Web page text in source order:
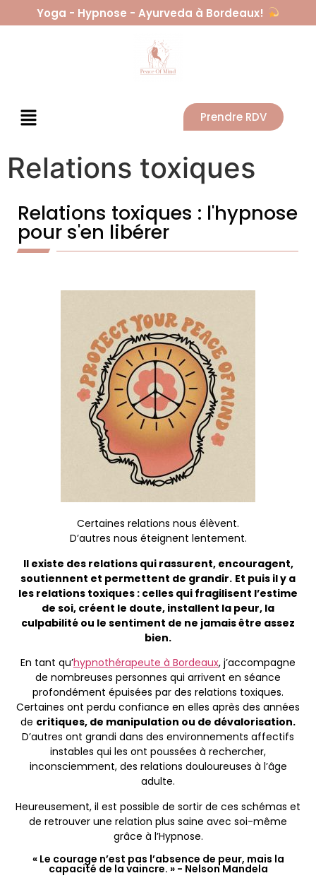
Yoga - Hypnose - Ayurveda à Bordeaux!
Prendre RDV
Relations toxiques
Relations toxiques : l'hypnose
pour s'en libérer
Certaines relations nous élèvent.
D’autres nous éteignent lentement.
Il existe des relations qui rassurent, encouragent,
soutiennent et permettent de grandir. Et puis il y a
les relations toxiques : celles qui fragilisent l’estime
de soi, créent le doute, installent la peur, la
culpabilité ou le sentiment de ne jamais être assez
bien.
En tant qu’hypnothérapeute à Bordeaux, j’accompagne
de nombreuses personnes qui arrivent en séance
profondément épuisées par des relations toxiques.
Certaines ont perdu confiance en elles après des années
de critiques, de manipulation ou de dévalorisation.
D’autres ont grandi dans des environnements affectifs
instables qui les ont poussées à rechercher,
inconsciemment, des relations douloureuses à l’âge
adulte.
Heureusement, il est possible de sortir de ces schémas et
de retrouver une relation plus saine avec soi-même
grâce à l’Hypnose.
« Le courage n’est pas l’absence de peur, mais la
capacité de la vaincre. » - Nelson Mandela